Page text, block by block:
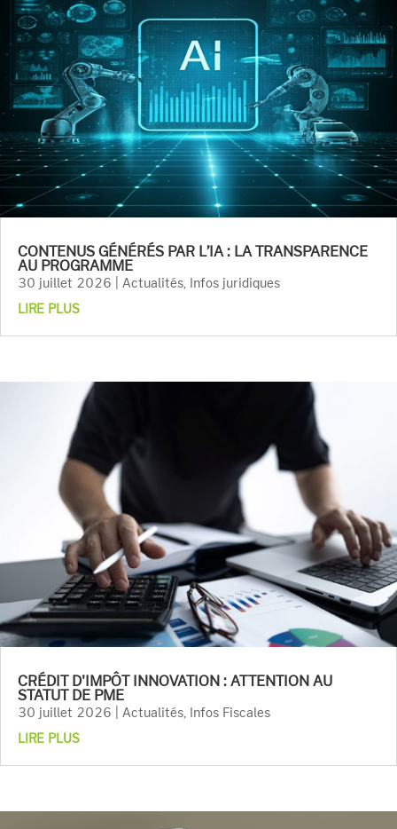
CONTENUS GÉNÉRÉS PAR L’IA : LA TRANSPARENCE
AU PROGRAMME
30 juillet 2026 Actualités Infos juridiques
LIRE PLUS
CRÉDIT D'IMPÔT INNOVATION : ATTENTION AU
STATUT DE PME
30 juillet 2026 Actualités
Infos Fiscales
LIRE PLUS